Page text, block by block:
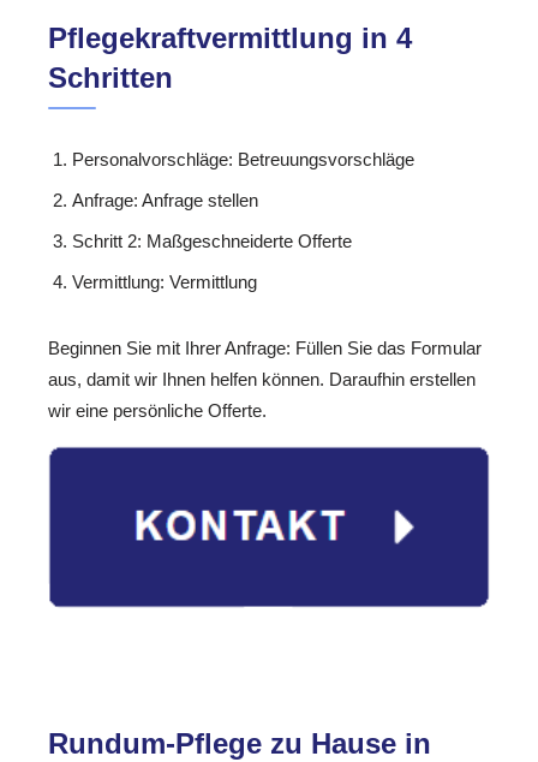
Pflegekraftvermittlung in 4
Schritten
Personalvorschläge: Betreuungsvorschläge
Anfrage: Anfrage stellen
Schritt 2: Maßgeschneiderte Offerte
Vermittlung: Vermittlung
Beginnen Sie mit Ihrer Anfrage: Füllen Sie das Formular
aus, damit wir Ihnen helfen können. Daraufhin erstellen
wir eine persönliche Offerte.
Rundum-Pflege zu Hause in